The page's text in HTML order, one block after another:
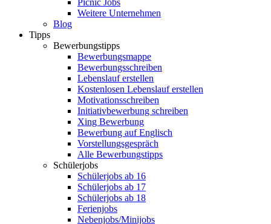
Picnic Jobs
Weitere Unternehmen
Blog
Tipps
Bewerbungstipps
Bewerbungsmappe
Bewerbungsschreiben
Lebenslauf erstellen
Kostenlosen Lebenslauf erstellen
Motivationsschreiben
Initiativbewerbung schreiben
Xing Bewerbung
Bewerbung auf Englisch
Vorstellungsgespräch
Alle Bewerbungstipps
Schülerjobs
Schülerjobs ab 16
Schülerjobs ab 17
Schülerjobs ab 18
Ferienjobs
Nebenjobs/Minijobs